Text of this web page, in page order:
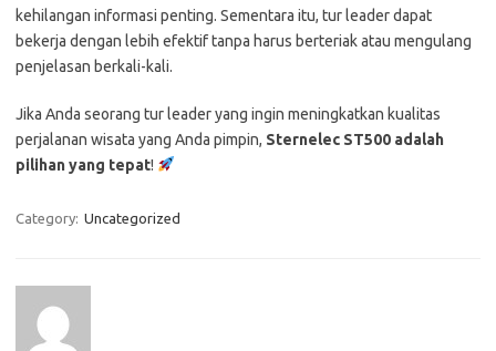
kehilangan informasi penting. Sementara itu, tur leader dapat
bekerja dengan lebih efektif tanpa harus berteriak atau mengulang
penjelasan berkali-kali.
Jika Anda seorang tur leader yang ingin meningkatkan kualitas
perjalanan wisata yang Anda pimpin, Sternelec ST500 adalah
pilihan yang tepat!
Category: Uncategorized